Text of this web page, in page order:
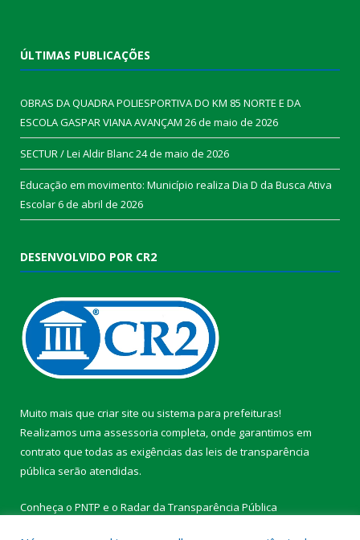
ÚLTIMAS PUBLICAÇÕES
OBRAS DA QUADRA POLIESPORTIVA DO KM 85 NORTE E DA
ESCOLA GASPAR VIANA AVANÇAM 26 de maio de 2026
SECTUR / Lei Aldir Blanc24 de maio de 2026
Educação em movimento: Município realiza Dia D da Busca Ativa
Escolar6 de abril de 2026
DESENVOLVIDO POR CR2
Muito mais que criar site ou sistema para prefeituras!
Realizamos uma assessoria completa, onde garantimos em
contrato que todas as exigências das leis de transparência
pública serão atendidas.
Conheça o PNTP e o Radar da Transparência Pública